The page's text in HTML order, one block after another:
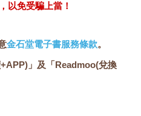
以免受騙上當！
金石堂電子書服務條款。
」及「Readmoo(兌換